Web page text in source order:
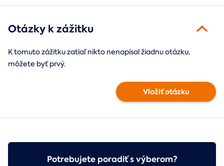
Otázky k zážitku
K tomuto zážitku zatiaľ nikto nenapísal žiadnu otázku,
môžete byť prvý.
Vložiť otázku
Potrebujete poradiť s výberom?